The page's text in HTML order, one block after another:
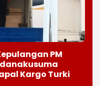
PM
Kargo Turki